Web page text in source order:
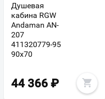
Душевая
кабина RGW
Andaman AN-
207
411320779-95
90x70
44 366 ₽